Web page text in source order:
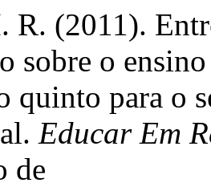
(2011).
sobre o
quinto para o
Educar Em
de